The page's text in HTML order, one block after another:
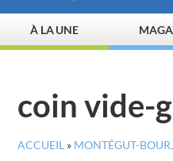
À LA UNE
coin vide-
ACCUEIL » MONTÉGUT-